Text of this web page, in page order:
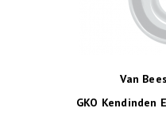
Van
GKO Kendinden